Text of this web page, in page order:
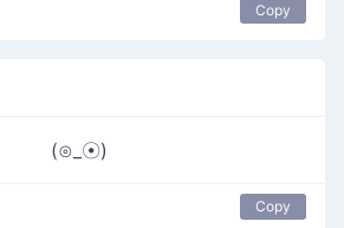
Copy
(⊙_☉)
Copy